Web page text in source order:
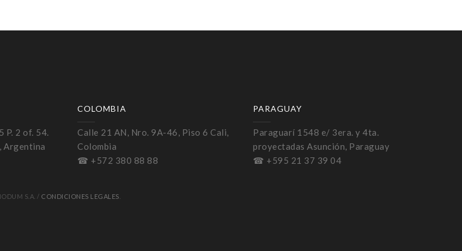
P. 2 of. 54.
Argentina
COLOMBIA
Calle 21 AN, Nro. 9A-46, Piso 6 Cali,
Colombia
☎ +572 380 88 88
PARAGUAY
Paraguarí 1548 e/ 3era. y 4ta.
proyectadas Asunción, Paraguay
☎ +595 21 37 39 04
S.A. / CONDICIONES LEGALES